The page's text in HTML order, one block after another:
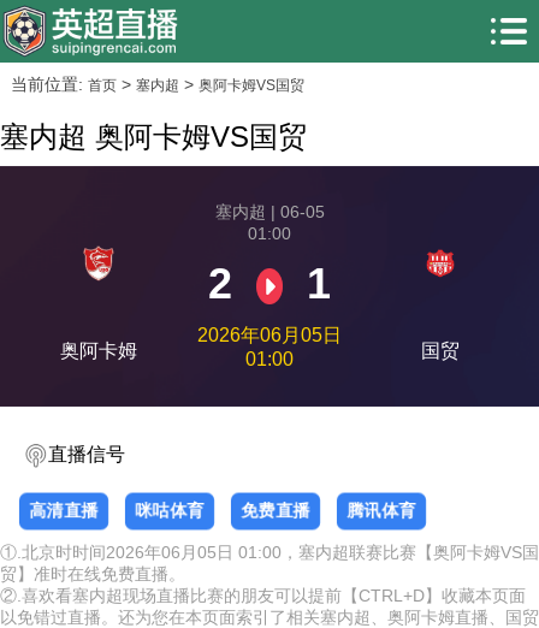
当前位置: 首页> 塞内超 > 奥阿卡姆VS国贸
塞内超 奥阿卡姆VS国贸
奥阿卡姆
塞内超 | 06-05
01:00
2 1
2026年06月05日
01:00
国贸
直播信号
高清直播 咪咕体育 免费直播 腾讯体育
①.北京时时间2026年06月05日 01:00，塞内超联赛比赛【奥阿卡姆VS国
贸】准时在线免费直播。
②.喜欢看塞内超现场直播比赛的朋友可以提前【CTRL+D】收藏本页面
以免错过直播。还为您在本页面索引了相关塞内超、奥阿卡姆直播、国贸